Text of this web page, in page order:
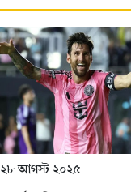
২৮ আগস্ট ২০২৫